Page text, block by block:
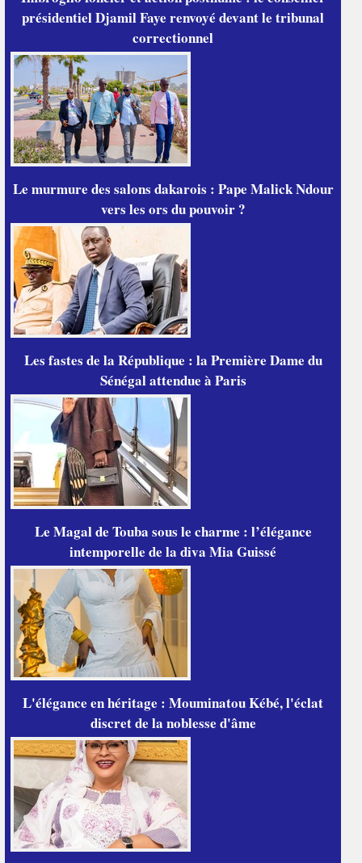
présidentiel Djamil Faye renvoyé devant le tribunal
correctionnel
Le murmure des salons dakarois : Pape Malick Ndour
vers les ors du pouvoir ?
Les fastes de la République : la Première Dame du
Sénégal attendue à Paris
Le Magal de Touba sous le charme : l’élégance
intemporelle de la diva Mia Guissé
L'élégance en héritage : Mouminatou Kébé, l'éclat
discret de la noblesse d'âme